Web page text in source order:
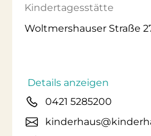
Kindertagesstätte
Woltmershauser Straße
Details anzeigen
0421 5285200